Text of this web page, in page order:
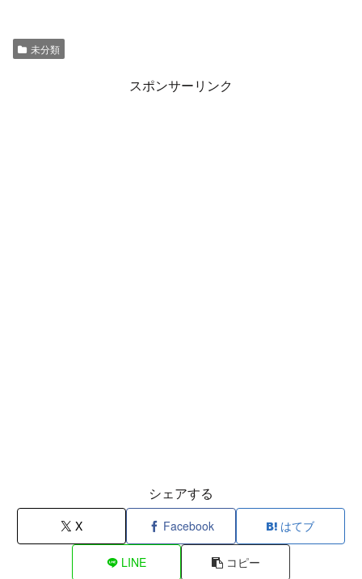
未分類
スポンサーリンク
シェアする
X Facebook はてブ
LINE コピー